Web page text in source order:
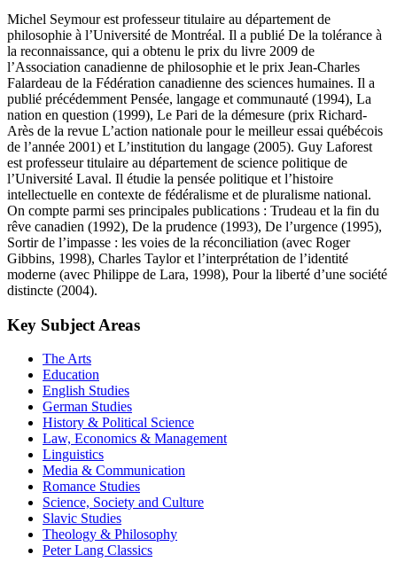
Michel Seymour est professeur titulaire au département de
philosophie à l’Université de Montréal. Il a publié De la tolérance à
la reconnaissance, qui a obtenu le prix du livre 2009 de
l’Association canadienne de philosophie et le prix Jean-Charles
Falardeau de la Fédération canadienne des sciences humaines. Il a
publié précédemment Pensée, langage et communauté (1994), La
nation en question (1999), Le Pari de la démesure (prix Richard-
Arès de la revue L’action nationale pour le meilleur essai québécois
de l’année 2001) et L’institution du langage (2005). Guy Laforest
est professeur titulaire au département de science politique de
l’Université Laval. Il étudie la pensée politique et l’histoire
intellectuelle en contexte de fédéralisme et de pluralisme national.
On compte parmi ses principales publications : Trudeau et la fin du
rêve canadien (1992), De la prudence (1993), De l’urgence (1995),
Sortir de l’impasse : les voies de la réconciliation (avec Roger
Gibbins, 1998), Charles Taylor et l’interprétation de l’identité
moderne (avec Philippe de Lara, 1998), Pour la liberté d’une société
distincte (2004).
Key Subject Areas
The Arts
Education
English Studies
German Studies
History & Political Science
Law, Economics & Management
Linguistics
Media & Communication
Romance Studies
Science, Society and Culture
Slavic Studies
Theology & Philosophy
Peter Lang Classics